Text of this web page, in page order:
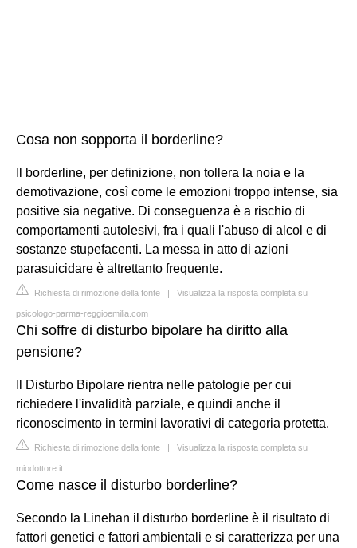
Cosa non sopporta il borderline?
Il borderline, per definizione, non tollera la noia e la
demotivazione, così come le emozioni troppo intense, sia
positive sia negative. Di conseguenza è a rischio di
comportamenti autolesivi, fra i quali l'abuso di alcol e di
sostanze stupefacenti. La messa in atto di azioni
parasuicidare è altrettanto frequente.
Richiesta di rimozione della fonte | Visualizza la risposta completa su
psicologo-parma-reggioemilia.com
Chi soffre di disturbo bipolare ha diritto alla
pensione?
Il Disturbo Bipolare rientra nelle patologie per cui
richiedere l'invalidità parziale, e quindi anche il
riconoscimento in termini lavorativi di categoria protetta.
Richiesta di rimozione della fonte | Visualizza la risposta completa su
miodottore.it
Come nasce il disturbo borderline?
Secondo la Linehan il disturbo borderline è il risultato di
fattori genetici e fattori ambientali e si caratterizza per una